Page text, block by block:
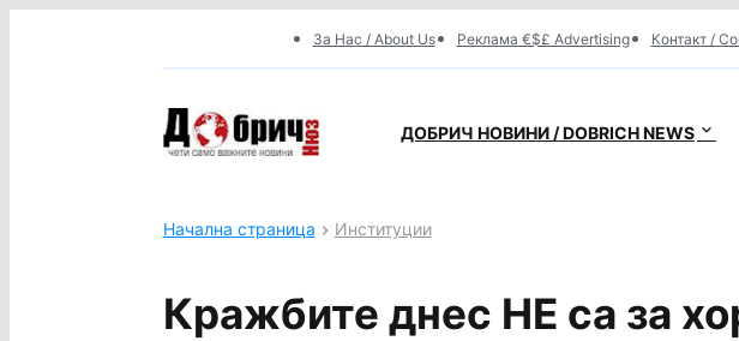
За Нас / About Us Реклама €$£ Advertising Контакт /
ДОБРИЧ НОВИНИ / DOBRICH NEWS
Начална страница Институции
Кражбите днес НЕ са за